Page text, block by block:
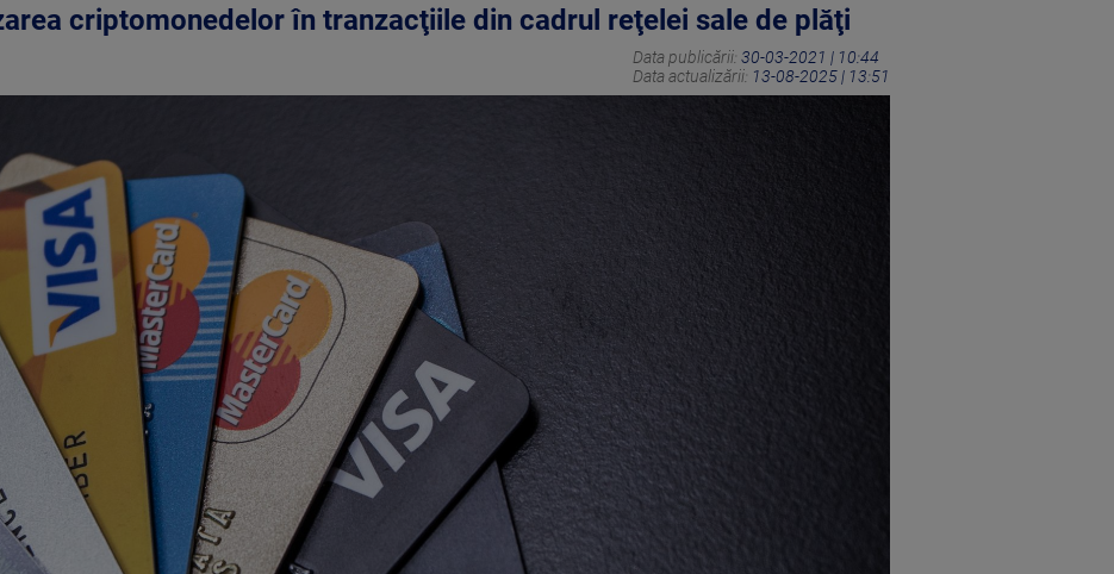
criptomonedelor în tranzacţiile din cadrul reţelei sale de plăţi
Data publicării: 30-03-2021 | 10:44
Data actualizării: 13-08-2025 | 13:51